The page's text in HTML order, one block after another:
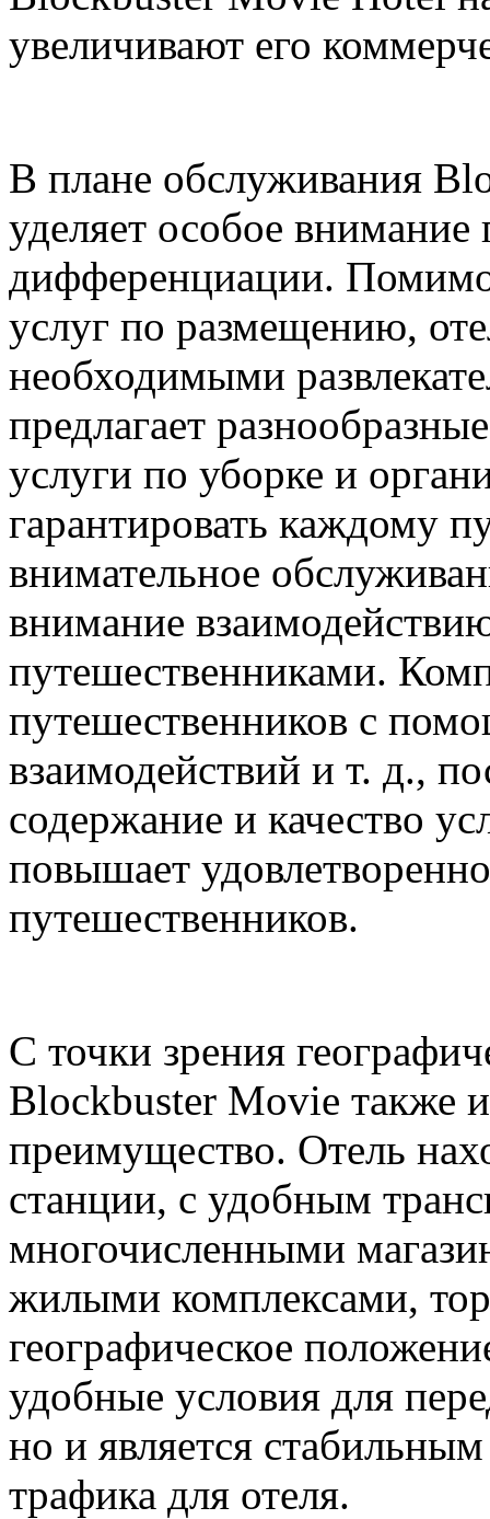
увеличивают его
В плане обслуживания
уделяет особое внимание
дифференциации.
услуг по размещению,
необходимыми
предлагает
услуги по уборке и
гарантировать каждому
внимательное
внимание
путешественниками.
путешественников с
взаимодействий и т. д.,
содержание и качество
повышает
путешественников.
С точки зрения
Blockbuster Movie также
преимущество. Отель
станции, с удобным
многочисленными
жилыми комплексами,
географическое
удобные условия для
но и является
трафика для отеля.